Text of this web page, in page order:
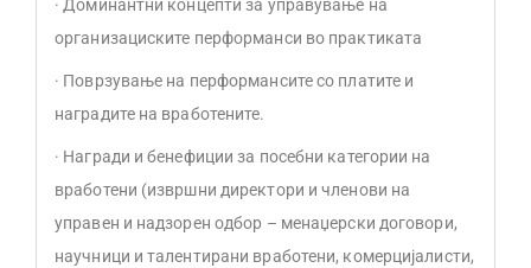
· Доминантни концепти за управување на
организациските перформанси во практиката
· Поврзување на перформансите со платите и
наградите на вработените.
· Награди и бенефиции за посебни категории на
вработени (извршни директори и членови на
управен и надзорен одбор – менаџерски договори,
научници и талентирани вработени, комерцијалисти,